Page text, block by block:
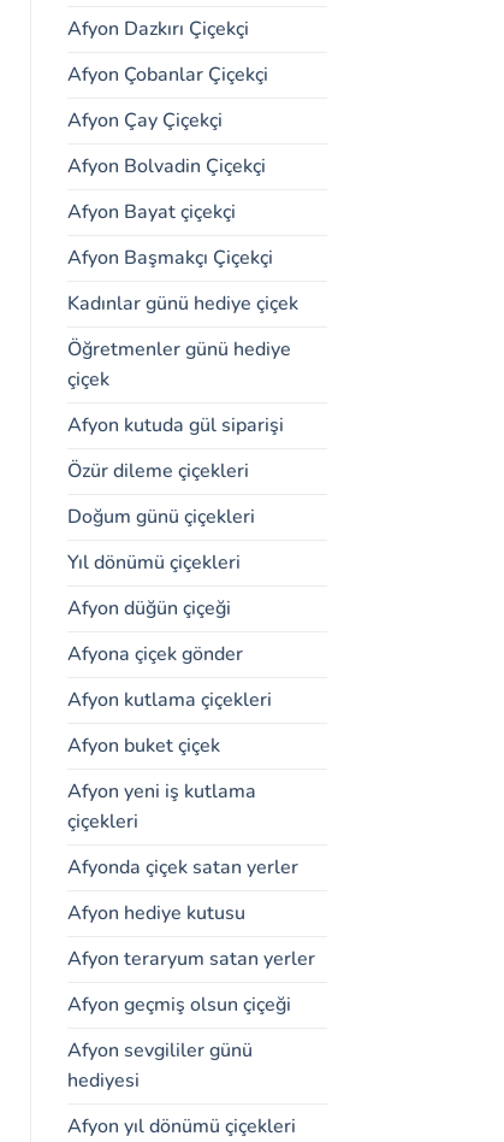
Afyon Dazkırı Çiçekçi
Afyon Çobanlar Çiçekçi
Afyon Çay Çiçekçi
Afyon Bolvadin Çiçekçi
Afyon Bayat çiçekçi
Afyon Başmakçı Çiçekçi
Kadınlar günü hediye çiçek
Öğretmenler günü hediye
çiçek
Afyon kutuda gül siparişi
Özür dileme çiçekleri
Doğum günü çiçekleri
Yıl dönümü çiçekleri
Afyon düğün çiçeği
Afyona çiçek gönder
Afyon kutlama çiçekleri
Afyon buket çiçek
Afyon yeni iş kutlama
çiçekleri
Afyonda çiçek satan yerler
Afyon hediye kutusu
Afyon teraryum satan yerler
Afyon geçmiş olsun çiçeği
Afyon sevgililer günü
hediyesi
Afyon yıl dönümü çiçekleri